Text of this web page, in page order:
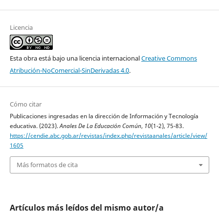
Licencia
Esta obra está bajo una licencia internacionalCreative Commons
Atribución-NoComercial-SinDerivadas 4.0.
Cómo citar
Publicaciones ingresadas en la dirección de Información y Tecnología
educativa. (2023).Anales De La Educación Común, 10(1-2), 75-83.
https://cendie.abc.gob.ar/revistas/index.php/revistaanales/article/view/
1605
Más formatos de cita
Artículos más leídos del mismo autor/a